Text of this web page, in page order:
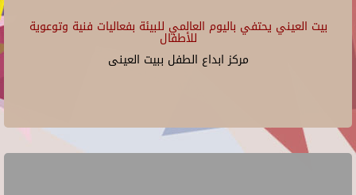
بيت العيني يحتفي باليوم العالمي للبيئة بفعاليات فنية وتوعوية
للأطفال
مركز ابداع الطفل ببيت العينى